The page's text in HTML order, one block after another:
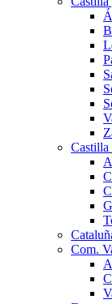
Castilla
Com.